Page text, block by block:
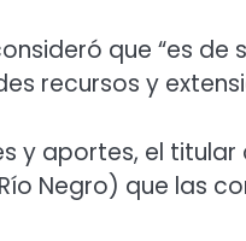
que “es
recursos y
y aportes, el titular
Negro) que las